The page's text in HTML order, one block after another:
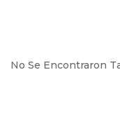
No Se Encontraron